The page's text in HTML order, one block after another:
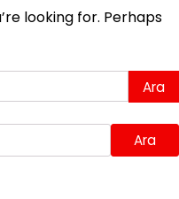
looking for. Perhaps
Ara